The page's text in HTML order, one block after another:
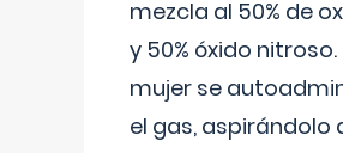
mezcla al 50% de
y 50% óxido nitroso.
mujer se
el gas, aspirándolo